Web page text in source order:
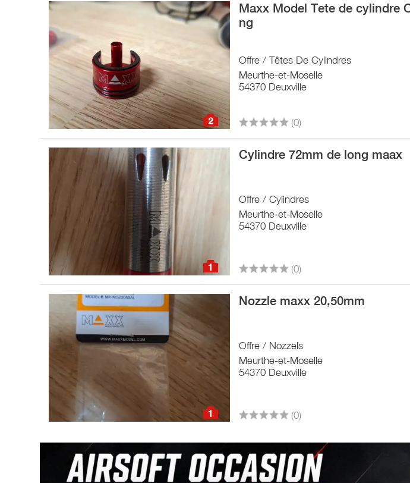
2
Maxx Model Tete de cylindre
ng
Offre / Têtes De Cylindres
Meurthe-et-Moselle
54370 Deuxville
(0)
1
Cylindre 72mm de long maax
Offre / Cylindres
Meurthe-et-Moselle
54370 Deuxville
(0)
1
Nozzle maxx 20,50mm
Offre / Nozzels
Meurthe-et-Moselle
54370 Deuxville
(0)